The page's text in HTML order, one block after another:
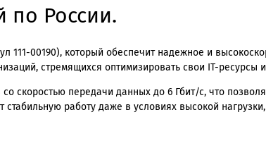
по России.
111-00190), который обеспечит надежное и
стремящихся оптимизировать свои IT-ресурсы
скоростью передачи данных до 6 Гбит/с, что
стабильную работу даже в условиях высокой